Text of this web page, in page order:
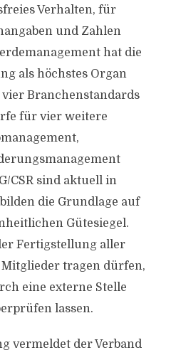
Verhalten, für
und Zahlen
hat die
als höchstes Organ
vier Branchenstandards
für vier weitere
CSR sind aktuell in
die Grundlage auf
Gütesiegel.
Fertigstellung aller
tragen dürfen,
eine externe Stelle
lassen.
vermeldet der Verband